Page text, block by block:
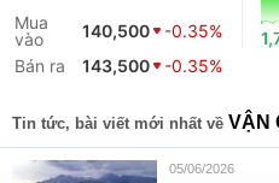
Mua
vào
140,500
-0.35%
Bán ra
143,500 -0.35%
Tin tức, bài viết mới nhất về VẬN
05/06/2026